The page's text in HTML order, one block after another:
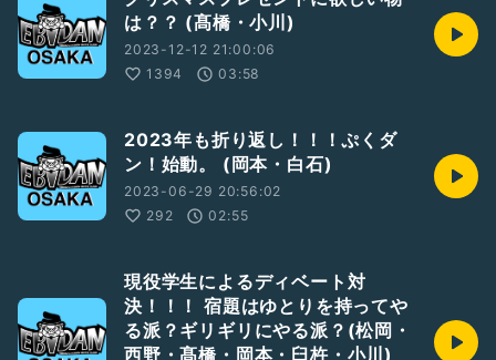
は？？ (髙橋・小川)
2023-12-12 21:00:06
1394
03:58
2023年も折り返し！！！ぷくダ
ン！始動。 (岡本・白石)
2023-06-29 20:56:02
292
02:55
現役学生によるディベート対
決！！！ 宿題はゆとりを持ってや
る派？ギリギリにやる派？(松岡・
⻄野・髙橋・岡本・臼杵・小川)